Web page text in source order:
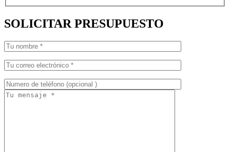
SOLICITAR PRESUPUESTO